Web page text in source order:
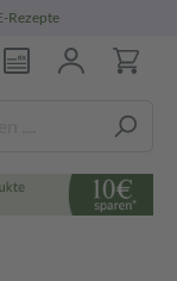
Rezepte